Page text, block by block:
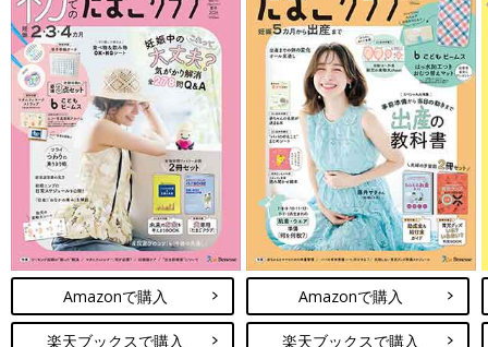
当に大丈夫なのか、使い続けても大丈夫なのかという気持ちのせ
めぎ合いでした。そういう思いがあったので、実は最初は毎日き
ちっと使うのは控えていたんです。
でも、台湾の病院でそのことを厳しく叱られました。『親のあな
たが治療する努力をしないで、どうするの！ステロイドだからと
怖がって治療しないと、大人になってもぜんそくの症状が続く可
能性があるんだよ！』って。医師にそう言われて、これは子ども
が苦しまないために必要なことなんだとハッとして、そこから
は、医師の言うとおり、毎朝しっかりと長期治療薬を続けること
にしました。
私も咳ぜんそくが出ることがあるので使ったことがあるんです
が、スプレータイプの吸入薬ってちゃんと薬を吸えているのかよ
Amazonで購入
楽天ブックスで購入
Amazonで購入
楽天ブックスで購入